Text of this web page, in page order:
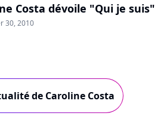
Costa dévoile "Qui je suis"
30, 2010
de Caroline Costa